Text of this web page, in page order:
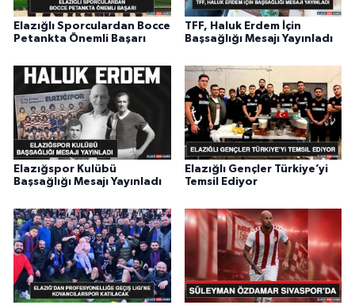
Elazığlı Sporculardan Bocce
Petankta Önemli Başarı
TFF, Haluk Erdem İçin
Başsağlığı Mesajı Yayınladı
Elazığspor Kulübü
Başsağlığı Mesajı Yayınladı
Elazığlı Gençler Türkiye’yi
Temsil Ediyor